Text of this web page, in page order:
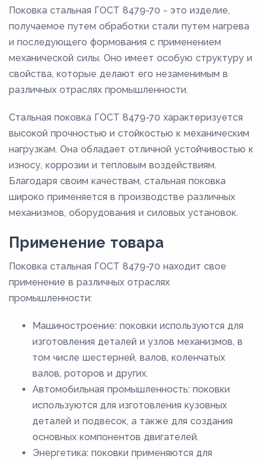
Поковка стальная ГОСТ 8479-70 - это изделие,
получаемое путем обработки стали путем нагрева
и последующего формования с применением
механической силы. Оно имеет особую структуру и
свойства, которые делают его незаменимым в
различных отраслях промышленности.
Стальная поковка ГОСТ 8479-70 характеризуется
высокой прочностью и стойкостью к механическим
нагрузкам. Она обладает отличной устойчивостью к
износу, коррозии и тепловым воздействиям.
Благодаря своим качествам, стальная поковка
широко применяется в производстве различных
механизмов, оборудования и силовых установок.
Применение товара
Поковка стальная ГОСТ 8479-70 находит свое
применение в различных отраслях
промышленности:
Машиностроение: поковки используются для
изготовления деталей и узлов механизмов, в
том числе шестерней, валов, коленчатых
валов, роторов и других.
Автомобильная промышленность: поковки
используются для изготовления кузовных
деталей и подвесок, а также для создания
основных компонентов двигателей.
Энергетика: поковки применяются для